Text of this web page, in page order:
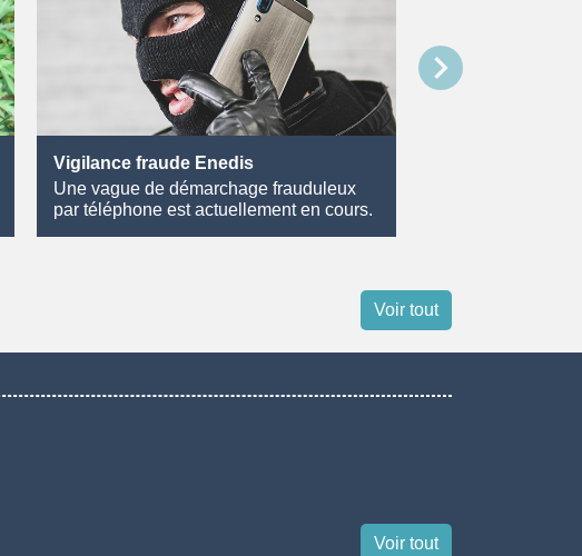
Vigilance fraude Enedis
Une vague de démarchage frauduleux
par téléphone est actuellement en cours.
chevron_right